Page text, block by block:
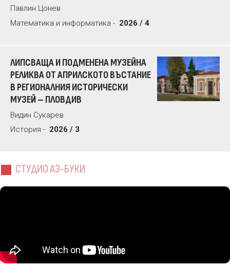
Павлин Цонев
Математика и информатика - 2026 / 4
ЛИПСВАЩА И ПОДМЕНЕНА МУЗЕЙНА
РЕЛИКВА ОТ АПРИЛСКОТО ВЪСТАНИЕ
В РЕГИОНАЛНИЯ ИСТОРИЧЕСКИ
МУЗЕЙ – ПЛОВДИВ
Видин Сукарев
История - 2026 / 3
СТУДИО АЗ-БУКИ